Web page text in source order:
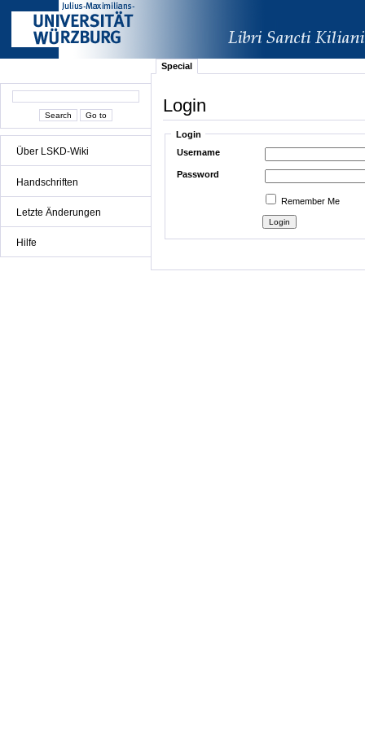
Über LSKD-Wiki
Handschriften
Letzte Änderungen
Hilfe
Special
Login
Login
Username
Password
Remember Me